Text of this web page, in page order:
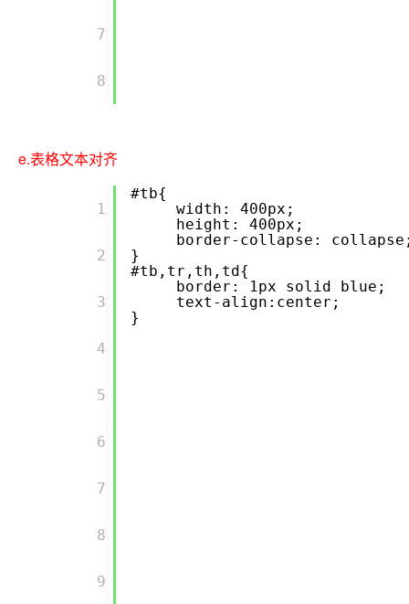
       7
       8
e.表格文本对齐
       1
       2
       3
       4
       5
       6
       7
       8
       9
#tb{
width: 400px;
height: 400px;
border-collapse:
}
#tb,tr,th,td{
border: 1px solid blue;
text-align:center;
}